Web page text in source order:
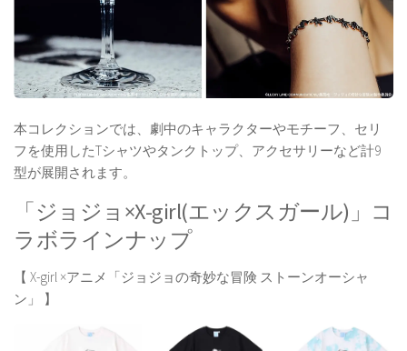
本コレクションでは、劇中のキャラクターやモチーフ、セリ
フを使用したTシャツやタンクトップ、アクセサリーなど計9
型が展開されます。
「ジョジョ×X-girl(エックスガール)」コ
ラボラインナップ
【 X-girl ×アニメ「ジョジョの奇妙な冒険 ストーンオーシャ
ン」 】